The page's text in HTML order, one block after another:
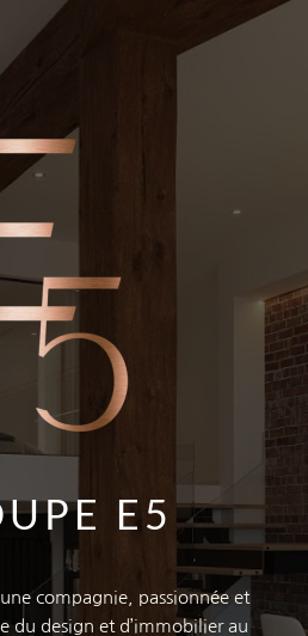
E5
compagnie, passionnée et
du design et d’immobilier au